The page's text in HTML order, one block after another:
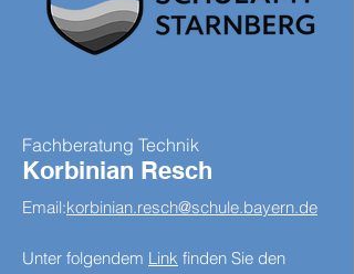
Fachberatung Technik
Korbinian Resch
Email:korbinian.resch@schule.bayern.de
Unter folgendem Link finden Sie den